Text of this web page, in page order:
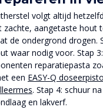
volgt altijd
zachte, aangetaste hout
de ondergrond drogen.
waar nodig voor. Stap
reparatiepasta
een EASY-Q
. Stap 4: schuur
en lakverf.